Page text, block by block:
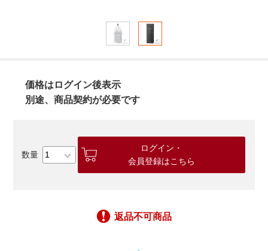
価格はログイン後表示
別途、商品契約が必要です
ログイン・
会員登録はこちら
返品不可商品